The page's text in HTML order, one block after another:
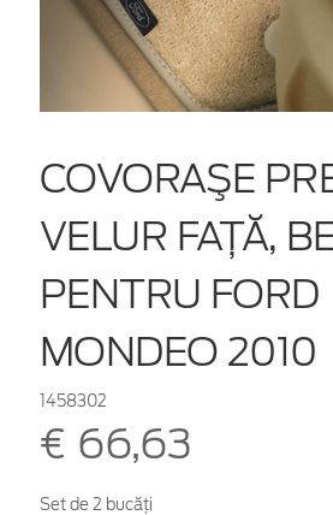
COVORAŞE
VELUR FAŢĂ,
PENTRU FORD
MONDEO 2010
1458302
€ 66,63
Set de 2 bucăţi